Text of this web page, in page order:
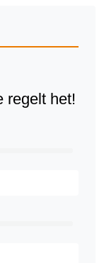
regelt het!